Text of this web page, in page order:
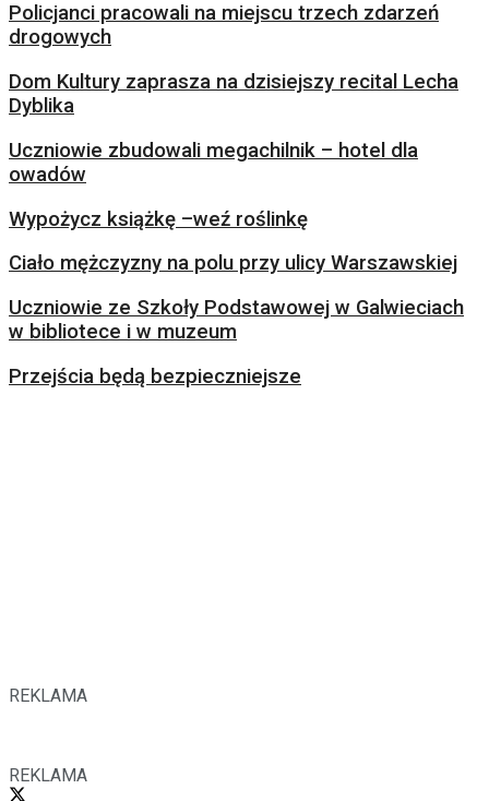
Policjanci pracowali na miejscu trzech zdarzeń
drogowych
Dom Kultury zaprasza na dzisiejszy recital Lecha
Dyblika
Uczniowie zbudowali megachilnik – hotel dla
owadów
Wypożycz książkę –weź roślinkę
Ciało mężczyzny na polu przy ulicy Warszawskiej
Uczniowie ze Szkoły Podstawowej w Galwieciach
w bibliotece i w muzeum
Przejścia będą bezpieczniejsze
REKLAMA
REKLAMA